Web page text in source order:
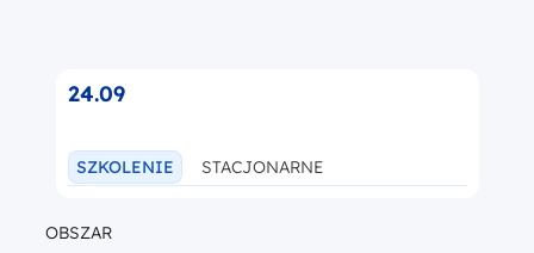
OBSZAR
24.09
SZKOLENIE STACJONARNE